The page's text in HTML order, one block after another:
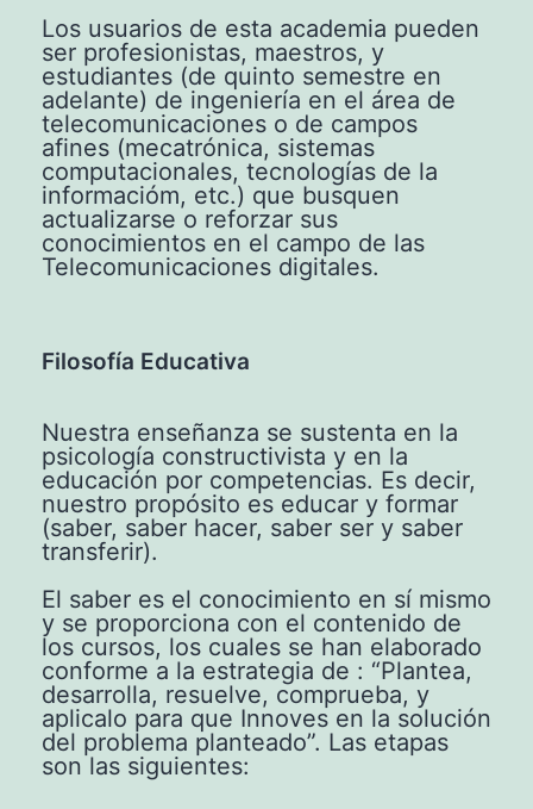
Los usuarios de esta academia pueden
ser profesionistas, maestros, y
estudiantes (de quinto semestre en
adelante) de ingeniería en el área de
telecomunicaciones o de campos
afines (mecatrónica, sistemas
computacionales, tecnologías de la
informacióm, etc.) que busquen
actualizarse o reforzar sus
conocimientos en el campo de las
Telecomunicaciones digitales.
Filosofía Educativa
Nuestra enseñanza se sustenta en la
psicología constructivista y en la
educación por competencias. Es decir,
nuestro propósito es educar y formar
(saber, saber hacer, saber ser y saber
transferir).
El saber es el conocimiento en sí mismo
y se proporciona con el contenido de
los cursos, los cuales se han elaborado
conforme a la estrategia de : “Plantea,
desarrolla, resuelve, comprueba, y
aplicalo para que Innoves en la solución
del problema planteado”. Las etapas
son las siguientes: